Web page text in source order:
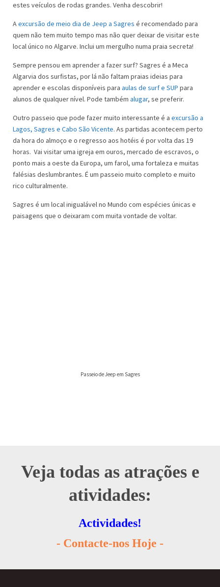
estes veículos de rodas grandes. Venha descobrir!
Aexcursão de meio dia de Jeep a Sagres é recomendado para
quem não tem muito tempo mas não quer deixar de visitar este
local único no Algarve. Inclui um mergulho numa praia secreta!
Sempre pensou em aprender a fazer surf? Sagres é a Meca
Algarvia dos surfistas, por lá não faltam praias ideias para
aprender e escolas disponíveis para aulas de surf e SUP para
alunos de qualquer nível. Pode também alugar, se preferir.
Outro passeio que pode fazer muito interessante é a excursão a
Lagos, Sagres e Cabo São Vicente. As partidas acontecem perto
da hora do almoço e o regresso aos hotéis é por volta das 19
horas. Vai visitar uma igreja em ouros, mercado de escravos, o
ponto mais a oeste da Europa, um farol, uma fortaleza e muitas
falésias deslumbrantes. É um passeio muito completo e muito
rico culturalmente.
Sagres é um local inigualável no Mundo com espécies únicas e
paisagens que o deixaram com muita vontade de voltar.
Passeio de Jeep em Sagres
Veja todas as atrações e
atividades:
Actividades!
- Contacte-nos Hoje -